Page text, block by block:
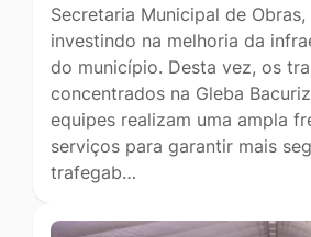
Secretaria Municipal de Obras,
investindo na melhoria da
do município. Desta vez, os
concentrados na Gleba
equipes realizam uma ampla
serviços para garantir mais
trafegab…